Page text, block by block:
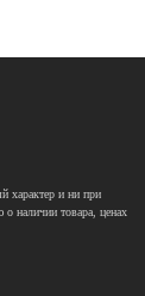
характер и ни при
наличии товара, ценах